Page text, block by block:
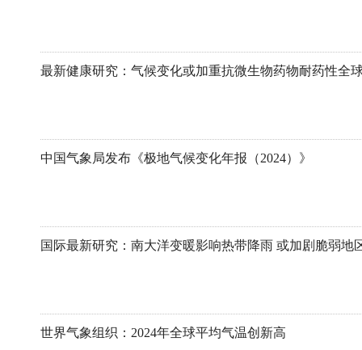
最新健康研究：气候变化或加重抗微生物药物耐药性全
中国气象局发布《极地气候变化年报（2024）》
国际最新研究：南大洋变暖影响热带降雨 或加剧脆弱地
世界气象组织：2024年全球平均气温创新高